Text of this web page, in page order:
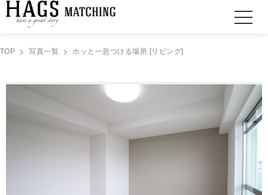
TOP 写真一覧 ホッと一息つける場所 [リビング]